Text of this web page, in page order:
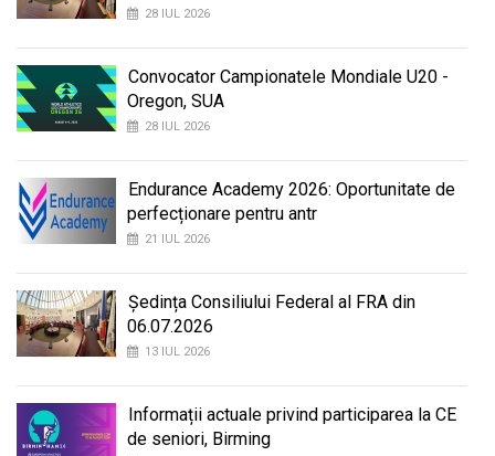
28 IUL 2026
Convocator Campionatele Mondiale U20 -
Oregon, SUA
28 IUL 2026
Endurance Academy 2026: Oportunitate de
perfecționare pentru antr
21 IUL 2026
Ședința Consiliului Federal al FRA din
06.07.2026
13 IUL 2026
Informații actuale privind participarea la CE
de seniori, Birming